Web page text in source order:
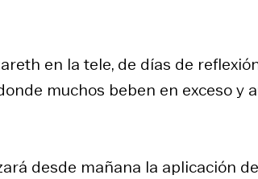
en la tele, de días de
muchos beben en exceso y
desde mañana la aplicación